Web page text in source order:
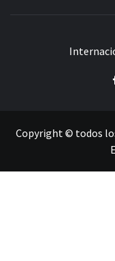
Copyright © todos